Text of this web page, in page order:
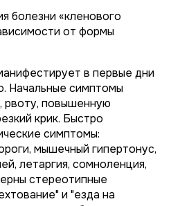
болезни «кленового
от формы
в первые дни
Начальные симптомы
рвоту, повышенную
крик. Быстро
симптомы:
мышечный гипертонус,
летаргия, сомноленция,
стереотипные
и "езда на